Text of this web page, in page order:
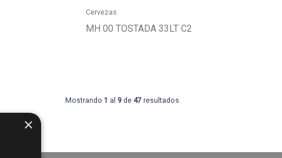
Cervezas
MH 00 TOSTADA 33LT C2
Mostrando 1 al 9 de 47 resultados
×